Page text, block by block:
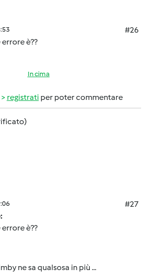
#26
errore è??
In cima
registrati per poter commentare
#27
errore è??
ne sa qualsosa in più ...